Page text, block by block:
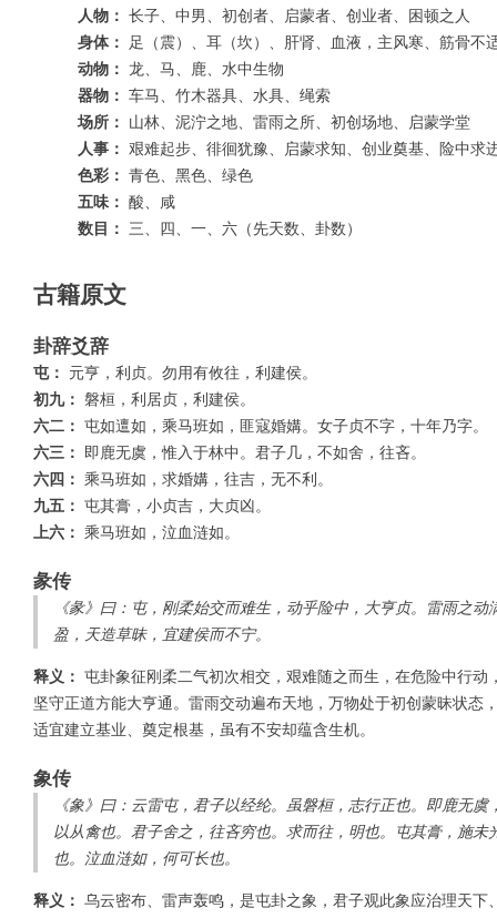
人物： 长子、中男、初创者、启蒙者、创业者、困顿之人
身体：
足（震）、耳（坎）、肝肾、血液，主风寒、筋骨不
动物： 龙、马、鹿、水中生物
器物： 车马、竹木器具、水具、绳索
场所：
山林、泥泞之地、雷雨之所、初创场地、启蒙学堂
人事： 艰难起步、徘徊犹豫、启蒙求知、创业奠基、险中求
色彩： 青色、黑色、绿色
五味： 酸、咸
数目： 三、四、一、六（先天数、卦数）
古籍原文
卦辞爻辞
屯：
元亨，利贞。勿用有攸往，利建侯。
初九： 磐桓，利居贞，利建侯。
六二： 屯如邅如，乘马班如，匪寇婚媾。女子贞不字，十年乃字。
六三：
即鹿无虞，惟入于林中。君子几，不如舍，往吝。
六四： 乘马班如，求婚媾，往吉，无不利。
九五： 屯其膏，小贞吉，大贞凶。
上六： 乘马班如，泣血涟如。
彖传
《彖》曰：屯，刚柔始交而难生，动乎险中，大亨贞。雷雨之动
盈，天造草昧，宜建侯而不宁。
释义： 屯卦象征刚柔二气初次相交，艰难随之而生，在危险中行动
坚守正道方能大亨通。雷雨交动遍布天地，万物处于初创蒙昧状态
适宜建立基业、奠定根基，虽有不安却蕴含生机。
象传
《象》曰：云雷屯，君子以经纶。虽磐桓，志行正也。即鹿无虞
以从禽也。君子舍之，往吝穷也。求而往，明也。屯其膏，施未
也。泣血涟如，何可长也。
释义： 乌云密布、雷声轰鸣，是屯卦之象，君子观此象应治理天下